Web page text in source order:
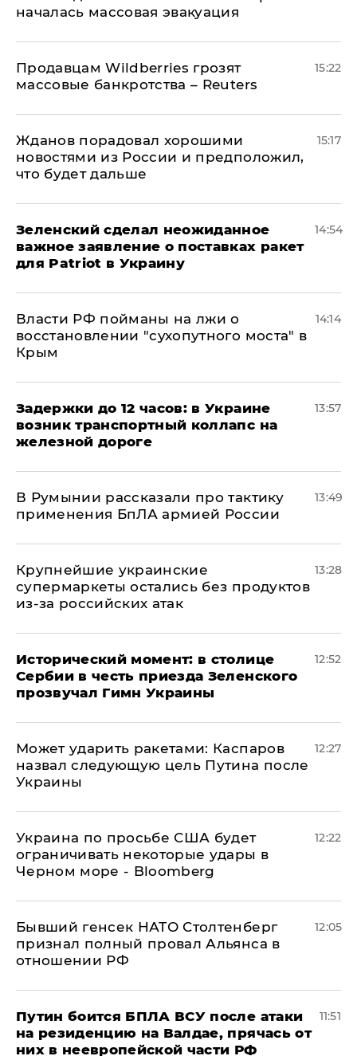
началась массовая эвакуация
Продавцам Wildberries грозят
массовые банкротства – Reuters
15:22
Жданов порадовал хорошими
новостями из России и предположил,
что будет дальше
15:17
Зеленский сделал неожиданное
важное заявление о поставках ракет
для Patriot в Украину
14:54
Власти РФ пойманы на лжи о
восстановлении "сухопутного моста" в
Крым
14:14
Задержки до 12 часов: в Украине
возник транспортный коллапс на
железной дороге
13:57
В Румынии рассказали про тактику
применения БпЛА армией России
13:49
Крупнейшие украинские
супермаркеты остались без продуктов
из-за российских атак
13:28
Исторический момент: в столице
Сербии в честь приезда Зеленского
прозвучал Гимн Украины
12:52
Может ударить ракетами: Каспаров
назвал следующую цель Путина после
Украины
12:27
Украина по просьбе США будет
ограничивать некоторые удары в
Черном море - Bloomberg
12:22
Бывший генсек НАТО Столтенберг
признал полный провал Альянса в
отношении РФ
12:05
Путин боится БПЛА ВСУ после атаки
на резиденцию на Валдае, прячась от
них в неевропейской части РФ
11:51